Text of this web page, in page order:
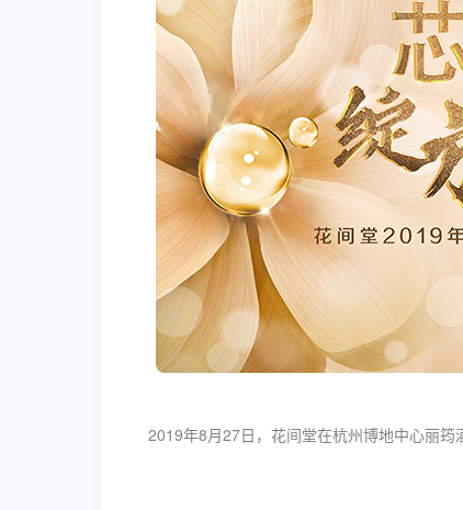
2019年8月27日，花间堂在杭州博地中心丽